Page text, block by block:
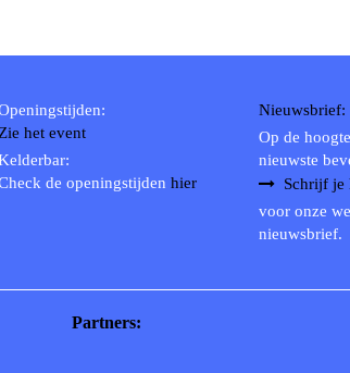
Zie het event
de openingstijden hier
Nieuwsbrief:
Op de
nieuwste
Schrijf je
voor onze
nieuwsbrief.
Partners: